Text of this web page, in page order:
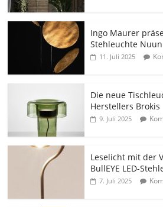
Ingo Maurer
Stehleuchte
11. Juli 2025
Die neue
Herstellers Brokis
9. Juli 2025
Leselicht mit der
BullEYE LED-
7. Juli 2025